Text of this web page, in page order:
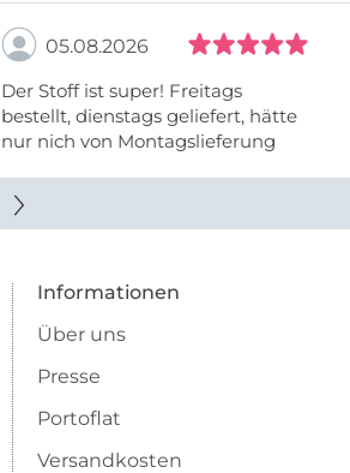
05.08.2026
Der Stoff ist super! Freitags
bestellt, dienstags geliefert, hätte
nur nich von Montagslieferung
Informationen
Über uns
Presse
Portoflat
Versandkosten